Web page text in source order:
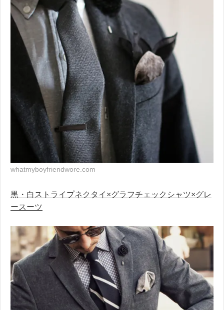
whatmyboyfriendwore.com
黒・白ストライプネクタイ×グラフチェックシャツ×グレ
ースーツ